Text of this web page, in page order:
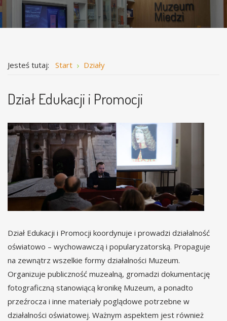
Jesteś tutaj: Start Działy
Dział Edukacji i Promocji
Dział Edukacji i Promocji koordynuje i prowadzi działalność
oświatowo – wychowawczą i popularyzatorską. Propaguje
na zewnątrz wszelkie formy działalności Muzeum.
Organizuje publiczność muzealną, gromadzi dokumentację
fotograficzną stanowiącą kronikę Muzeum, a ponadto
przeźrocza i inne materiały poglądowe potrzebne w
działalności oświatowej. Ważnym aspektem jest również